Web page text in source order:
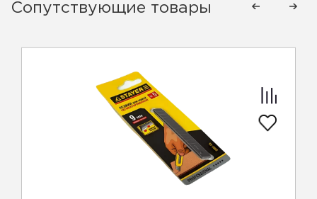
Сопутствующие товары